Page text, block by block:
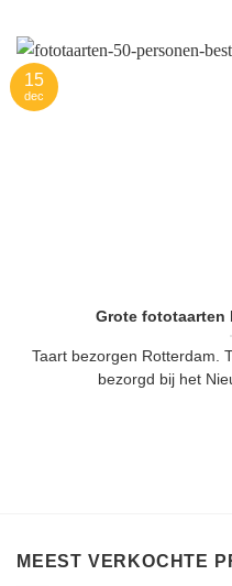
Grote fototaarten
Taart bezorgen Rotterdam.
bezorgd bij het
15
dec
MEEST VERKOCHTE